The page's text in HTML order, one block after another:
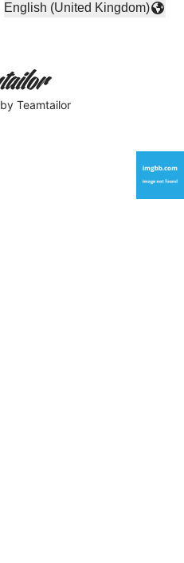
Change language
English (United Kingdom)
by Teamtailor